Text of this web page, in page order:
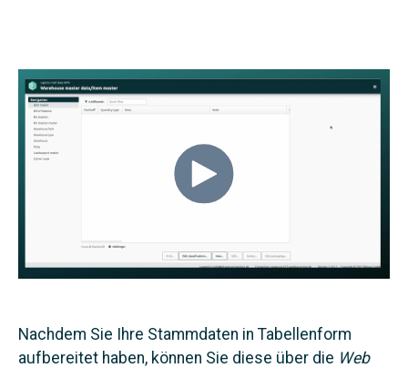
Nachdem Sie Ihre Stammdaten in Tabellenform
aufbereitet haben, können Sie diese über die Web